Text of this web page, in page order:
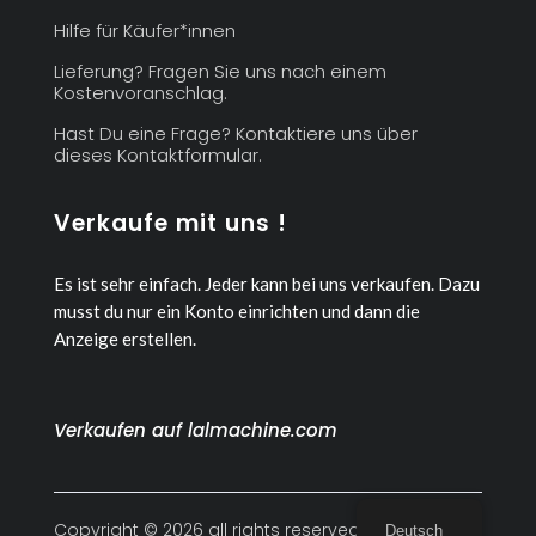
Hilfe für Käufer*innen
Lieferung? Fragen Sie uns nach einem
Kostenvoranschlag.
Hast Du eine Frage? Kontaktiere uns über
dieses Kontaktformular.
Verkaufe mit uns !
Es ist sehr einfach. Jeder kann bei uns verkaufen. Dazu
musst du nur ein Konto einrichten und dann die
Anzeige erstellen.
Verkaufen auf lalmachine.com
Copyright © 2026 all rights reserved Deutsch